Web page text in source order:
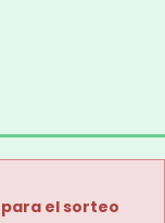
para el sorteo